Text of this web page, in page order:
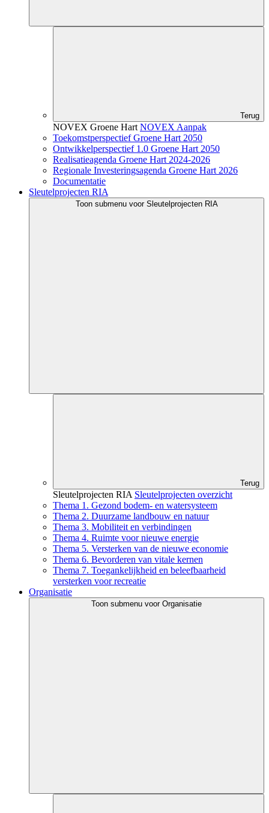
Terug
NOVEX Groene Hart NOVEX Aanpak
Toekomstperspectief Groene Hart 2050
Ontwikkelperspectief 1.0 Groene Hart 2050
Realisatieagenda Groene Hart 2024-2026
Regionale Investeringsagenda Groene Hart 2026
Documentatie
Sleutelprojecten RIA
Toon submenu voor Sleutelprojecten RIA
Terug
Sleutelprojecten RIA Sleutelprojecten overzicht
Thema 1. Gezond bodem- en watersysteem
Thema 2. Duurzame landbouw en natuur
Thema 3. Mobiliteit en verbindingen
Thema 4. Ruimte voor nieuwe energie
Thema 5. Versterken van de nieuwe economie
Thema 6. Bevorderen van vitale kernen
Thema 7. Toegankelijkheid en beleefbaarheid
versterken voor recreatie
Organisatie
Toon submenu voor Organisatie